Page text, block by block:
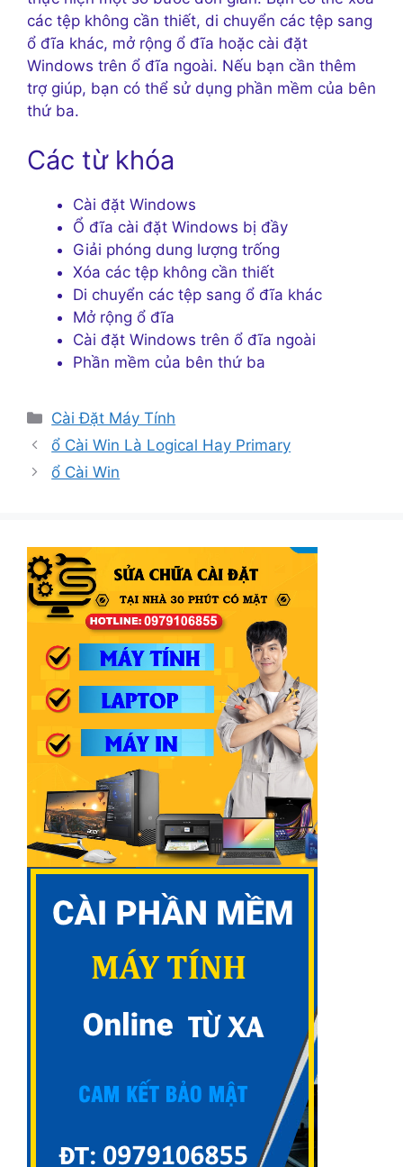
các tệp không cần thiết, di chuyển các tệp sang
ổ đĩa khác, mở rộng ổ đĩa hoặc cài đặt
Windows trên ổ đĩa ngoài. Nếu bạn cần thêm
trợ giúp, bạn có thể sử dụng phần mềm của bên
thứ ba.
Các từ khóa
Cài đặt Windows
Ổ đĩa cài đặt Windows bị đầy
Giải phóng dung lượng trống
Xóa các tệp không cần thiết
Di chuyển các tệp sang ổ đĩa khác
Mở rộng ổ đĩa
Cài đặt Windows trên ổ đĩa ngoài
Phần mềm của bên thứ ba
Danh
mục
Cài Đặt Máy Tính
ổ Cài Win Là Logical Hay Primary
ổ Cài Win